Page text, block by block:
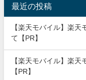
最近の投稿
【楽天モバイル】楽
て【PR】
【楽天モバイル】楽
【PR】